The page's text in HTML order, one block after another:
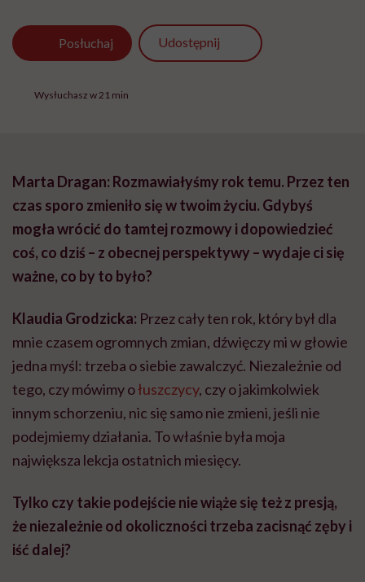
Posłuchaj Udostępnij
Wysłuchasz w 21 min
Marta Dragan: Rozmawiałyśmy rok temu. Przez ten
czas sporo zmieniło się w twoim życiu. Gdybyś
mogła wrócić do tamtej rozmowy i dopowiedzieć
coś, co dziś – z obecnej perspektywy – wydaje ci się
ważne, co by to było?
Klaudia Grodzicka: Przez cały ten rok, który był dla
mnie czasem ogromnych zmian, dźwięczy mi w głowie
jedna myśl: trzeba o siebie zawalczyć. Niezależnie od
tego, czy mówimy ołuszczycy, czy o jakimkolwiek
innym schorzeniu, nic się samo nie zmieni, jeśli nie
podejmiemy działania. To właśnie była moja
największa lekcja ostatnich miesięcy.
Tylko czy takie podejście nie wiąże się też z presją,
że niezależnie od okoliczności trzeba zacisnąć zęby i
iść dalej?